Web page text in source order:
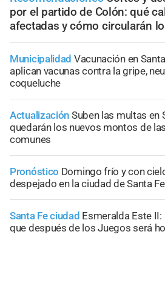
por el partido de Colón: qué
afectadas y cómo circularán
Municipalidad Vacunación en
aplican vacunas contra la gripe,
coqueluche
Actualización Suben las multas en
quedarán los nuevos montos de
comunes
Pronóstico Domingo frío y con
despejado en la ciudad de Santa Fe
Santa Fe ciudad Esmeralda Este
que después de los Juegos será